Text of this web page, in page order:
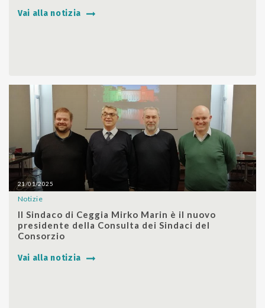
Vai alla notizia
21/01/2025
Notizie
Il Sindaco di Ceggia Mirko Marin è il nuovo
presidente della Consulta dei Sindaci del
Consorzio
Vai alla notizia